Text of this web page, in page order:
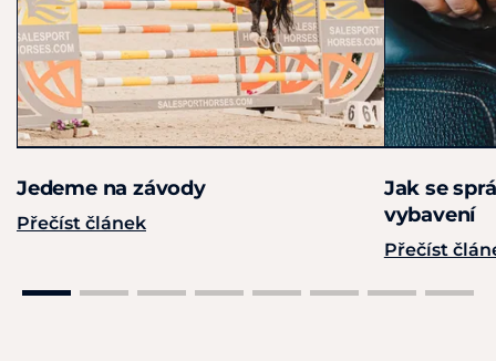
Jedeme na závody
Přečíst článek
Jak se
vybavení
Přečíst